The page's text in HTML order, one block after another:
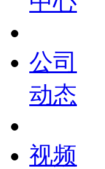
公司
动态
视频